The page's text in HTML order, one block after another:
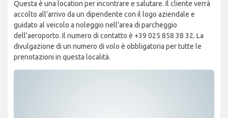
Questa è una location per incontrare e salutare. Il cliente verrà
accolto all'arrivo da un dipendente con il logo aziendale e
guidato al veicolo a noleggio nell'area di parcheggio
dell'aeroporto. Il numero di contatto è +39 025 858 38 32. La
divulgazione di un numero di volo è obbligatoria per tutte le
prenotazioni in questa località.